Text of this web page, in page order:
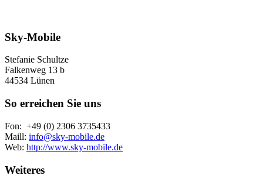
Sky-Mobile
Stefanie Schultze
Falkenweg 13 b
44534 Lünen
So erreichen Sie uns
Fon: +49 (0) 2306 3735433
Maill: info@sky-mobile.de
Web: http://www.sky-mobile.de
Weiteres